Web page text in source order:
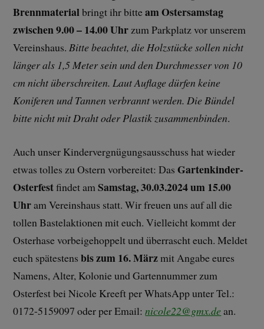
Brennmaterialbringt ihr bitteam Ostersamstag
zwischen 9.00 – 14.00 Uhrzum Parkplatz vor unserem
Vereinshaus.Bitte beachtet, die Holzstücke sollen nicht
länger als 1,5 Meter sein und den Durchmesser von 10
cm nicht überschreiten. Laut Auflage dürfen keine
Koniferen und Tannen verbrannt werden. Die Bündel
bitte nicht mit Draht oder Plastik zusammenbinden.
Auch unser Kindervergnügungsausschuss hat wieder
etwas tolles zu Ostern vorbereitet: DasGartenkinder-
Osterfestfindet amSamstag, 30.03.2024 um 15.00
Uhram Vereinshaus statt. Wir freuen uns auf all die
tollen Bastelaktionen mit euch. Vielleicht kommt der
Osterhase vorbeigehoppelt und überrascht euch. Meldet
euch spätestensbis zum 16. Märzmit Angabe eures
Namens, Alter, Kolonie und Gartennummer zum
Osterfest bei Nicole Kreeft per WhatsApp unter Tel.:
0172-5159097 oder per Email:nicole22@gmx.dean.